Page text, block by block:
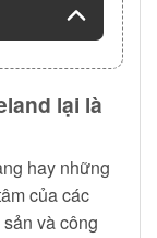
lại là
hay những
của các
và công